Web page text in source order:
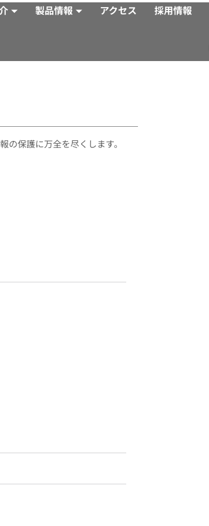
製品情報 アクセス 採用情報
保護に万全を尽くします。